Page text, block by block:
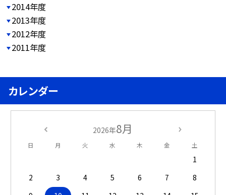
2014年度
2013年度
2012年度
2011年度
カレンダー
2026年8月
日 月 火 水 木 金 土
1
2
3 4 5 6 7
8